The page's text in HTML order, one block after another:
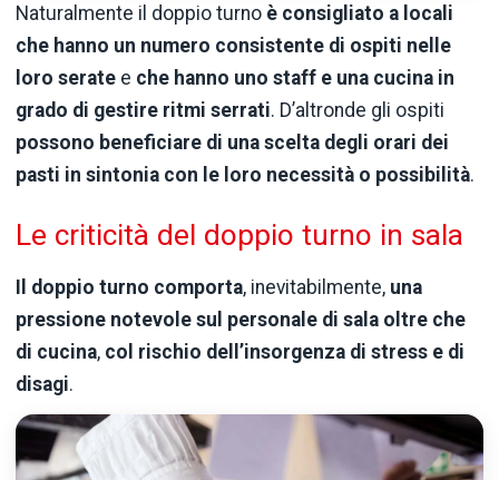
Naturalmente il doppio turno è consigliato a locali
che hanno un numero consistente di ospiti nelle
loro serate e che hanno uno staff e una cucina in
grado di gestire ritmi serrati. D’altronde gli ospiti
possono beneficiare di una scelta degli orari dei
pasti in sintonia con le loro necessità o possibilità.
Le criticità del doppio turno in sala
Il doppio turno comporta, inevitabilmente, una
pressione notevole sul personale di sala oltre che
di cucina, col rischio dell’insorgenza di stress e di
disagi.